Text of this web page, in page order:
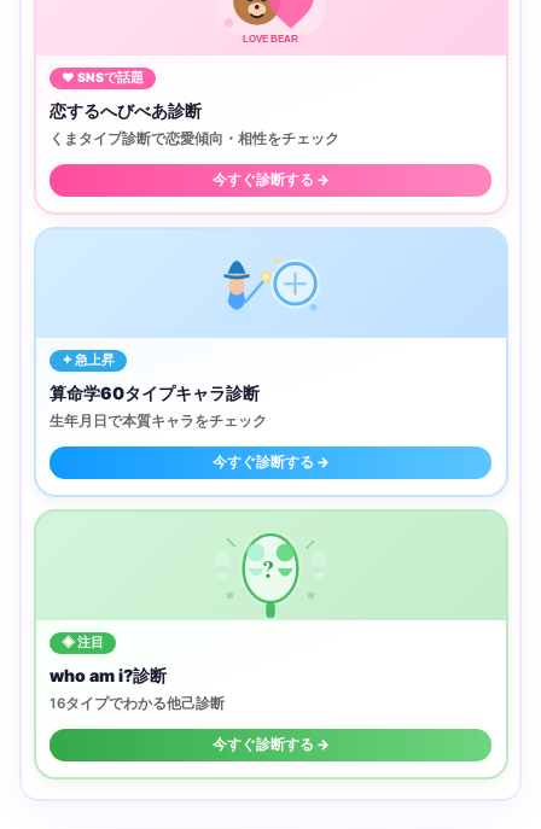
LOVE BEAR
♥ SNSで話題
恋するへびべあ診断
くまタイプ診断で恋愛傾向・相性をチェック
今すぐ診断する →
✦ 急上昇
算命学60タイプキャラ診断
生年月日で本質キャラをチェック
今すぐ診断する →
?
◈ 注目
who am i?診断
16タイプでわかる他己診断
今すぐ診断する →